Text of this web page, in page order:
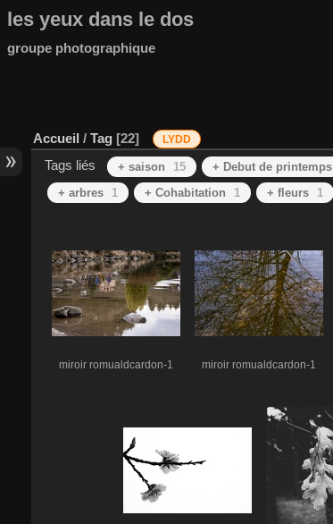
les yeux dans le dos
groupe photographique
Accueil / Tag 22 LYDD
Tags liés + saison 15 + Debut de printemps
+ arbres
1 + Cohabitation 1 + fleurs 1
miroir romualdcardon-1 miroir romualdcardon-1